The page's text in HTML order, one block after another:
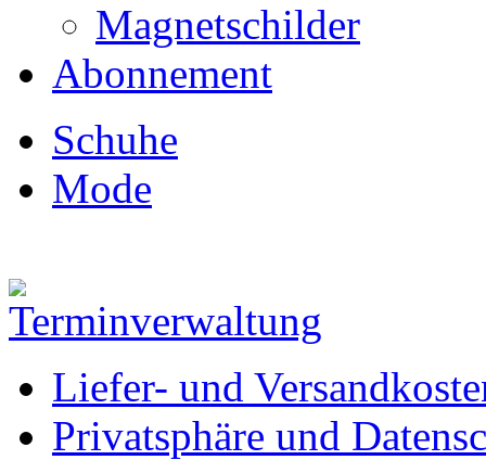
Magnetschilder
Abonnement
Schuhe
Mode
Liefer- und
Privatsphäre und